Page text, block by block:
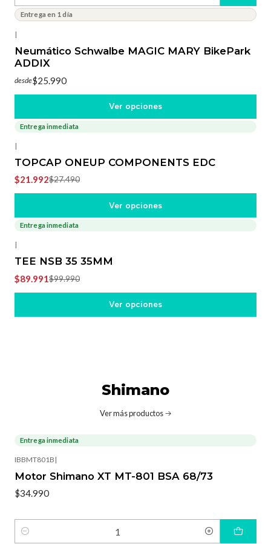
Entrega en 1 día
|
Neumático Schwalbe MAGIC MARY BikePark
ADDIX
desde$25.990
Ver opciones
-20%
Entrega inmediata
|
TOPCAP ONEUP COMPONENTS EDC
$21.992$27.490
Ver opciones
Entrega inmediata
|
TEE NSB 35 35MM
$89.991$99.990
Ver opciones
Shimano
Ver más productos
Entrega inmediata
IBBMT801B |
Motor Shimano XT MT-801 BSA 68/73
$34.990
Cantidad